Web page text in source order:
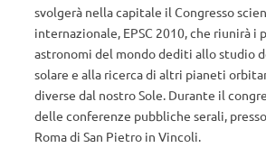
svolgerà nella capitale il Congresso
internazionale, EPSC 2010, che riunirà i
astronomi del mondo dediti allo studio
solare e alla ricerca di altri pianeti
diverse dal nostro Sole. Durante il
delle conferenze pubbliche serali,
Roma di San Pietro in Vincoli.